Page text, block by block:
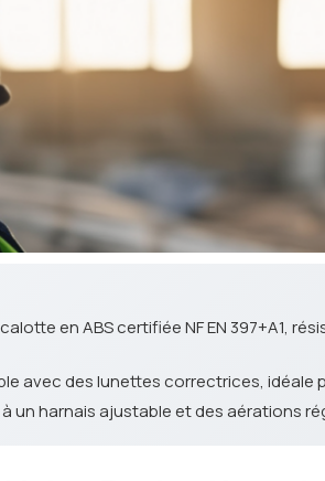
en ABS certifiée NF EN 397+A1,
des lunettes correctrices, idéale
un harnais ajustable et des aérations